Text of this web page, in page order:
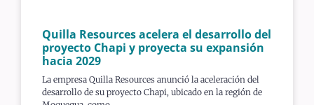
Quilla Resources acelera el desarrollo del
proyecto Chapi y proyecta su expansión
hacia 2029
La empresa Quilla Resources anunció la aceleración del
desarrollo de su proyecto Chapi, ubicado en la región de